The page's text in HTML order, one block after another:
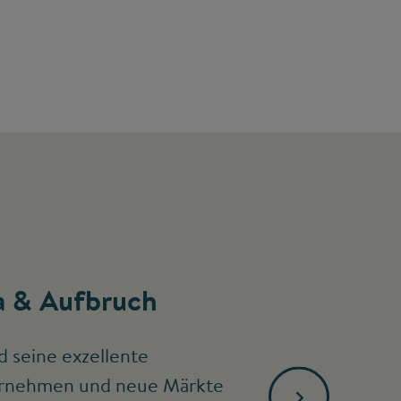
& Aufbruch
seine exzellente
und neue Märkte